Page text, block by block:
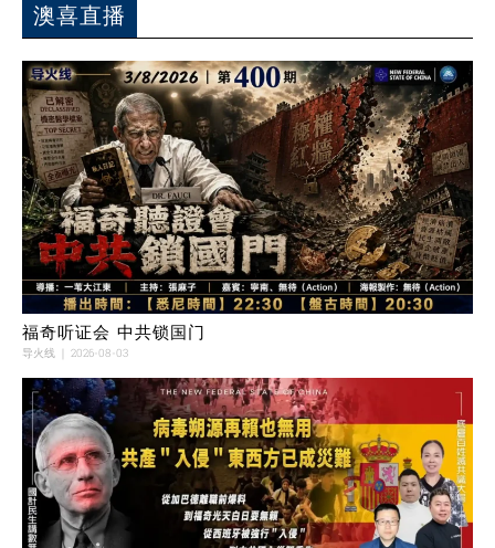
澳喜直播
福奇听证会 中共锁国门
导火线 2026-08-03